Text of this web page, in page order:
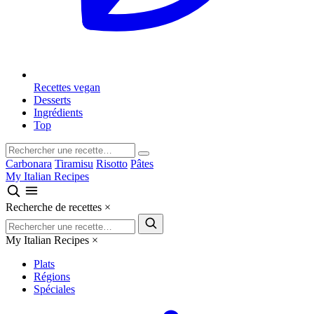
Recettes vegan
Desserts
Ingrédients
Top
Carbonara Tiramisu Risotto Pâtes
My Italian Recipes
Recherche de recettes ×
My Italian Recipes ×
Plats
Régions
Spéciales